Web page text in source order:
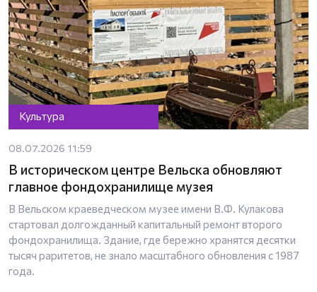
Культура
08.07.2026 11:59
В историческом центре Вельска обновляют
главное фондохранилище музея
В Вельском краеведческом музее имени В.Ф. Кулакова
стартовал долгожданный капитальный ремонт второго
фондохранилища. Здание, где бережно хранятся десятки
тысяч раритетов, не знало масштабного обновления с 1987
года.